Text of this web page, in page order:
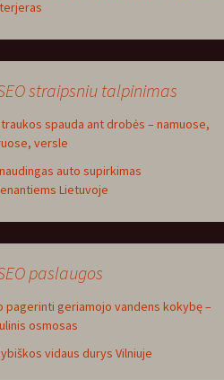
straipsniu talpinimas
spauda ant drobės – namuose,
versle
auto supirkimas
Lietuvoje
paslaugos
pagerinti geriamojo vandens kokybę –
osmosas
vidaus durys Vilniuje